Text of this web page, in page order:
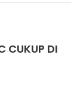
CUKUP DI